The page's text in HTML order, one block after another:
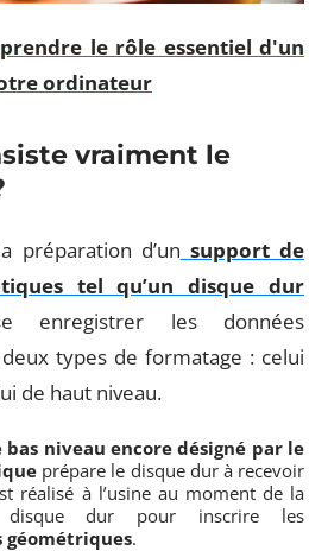
le rôle essentiel d'un
ordinateur
vraiment le
préparation d’un support de
tel qu’un disque dur
enregistrer les données
types de formatage : celui
de haut niveau.
bas niveau encore désigné par le
prépare le disque dur à recevoir
réalisé à l’usine au moment de la
disque dur pour inscrire les
.